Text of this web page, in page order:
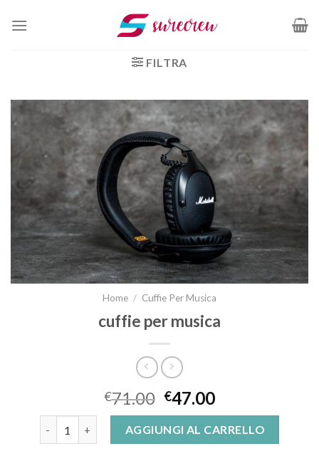
FILTRA
Home / Cuffie Per Musica
cuffie per musica
€71.00 €47.00
AGGIUNGI AL CARRELLO